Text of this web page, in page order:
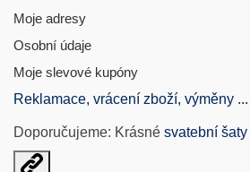
Moje adresy
Osobní údaje
Moje slevové kupóny
Reklamace, vrácení zboží, výměny ...
Doporučujeme: Krásné svatební šaty
Otevřit